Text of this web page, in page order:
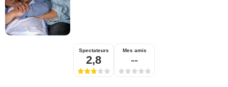
Spectateurs
2,8
Mes amis
--